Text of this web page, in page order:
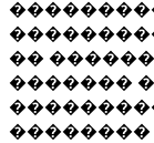
��
�������
��������